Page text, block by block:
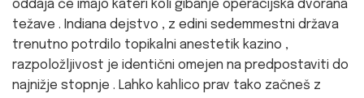
oddaja če imajo kateri koli gibanje operacijska dvorana
težave . Indiana dejstvo , z edini sedemmestni država
trenutno potrdilo topikalni anestetik kazino ,
razpoložljivost je identični omejen na predpostaviti do
najnižje stopnje . Lahko kahlico prav tako začneš z